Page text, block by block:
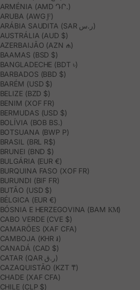
ARMÉNIA (AMD ԴՐ.)
ARUBA (AWG Ƒ)
ARÁBIA SAUDITA (SAR ر.س)
AUSTRÁLIA (AUD $)
AZERBAIJÃO (AZN ₼)
BAAMAS (BSD $)
BANGLADECHE (BDT ৳)
BARBADOS (BBD $)
BARÉM (USD $)
BELIZE (BZD $)
BENIM (XOF FR)
BERMUDAS (USD $)
BOLÍVIA (BOB BS.)
BOTSUANA (BWP P)
BRASIL (BRL R$)
BRUNEI (BND $)
BULGÁRIA (EUR €)
BURQUINA FASO (XOF FR)
BURUNDI (BIF FR)
BUTÃO (USD $)
BÉLGICA (EUR €)
BÓSNIA E HERZEGOVINA (BAM КМ)
CABO VERDE (CVE $)
CAMARÕES (XAF CFA)
CAMBOJA (KHR ៛)
CANADÁ (CAD $)
CATAR (QAR ر.ق)
CAZAQUISTÃO (KZT ₸)
CHADE (XAF CFA)
CHILE (CLP $)